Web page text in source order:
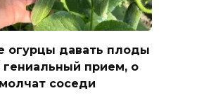
огурцы давать плоды
гениальный прием, о
соседи